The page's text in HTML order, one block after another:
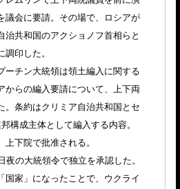
議会に要請。その場で、ロシアが
治共和国のアクショノフ首相らと
印した。
チン大統領は領土編入に関する
からの編入要請について、上下両
。条約はクリミア自治共和国とセ
構成主体として編入する内容。
下院で批准される。
の大統領令で独立を承認した。
国家」になったことで、ウクライ